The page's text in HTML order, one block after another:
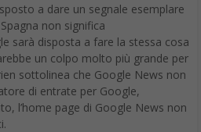
a dare un segnale esemplare
non significa
sarà disposta a fare la stessa cosa
un colpo molto più grande per
sottolinea che Google News non
di entrate per Google,
l’home page di Google News non